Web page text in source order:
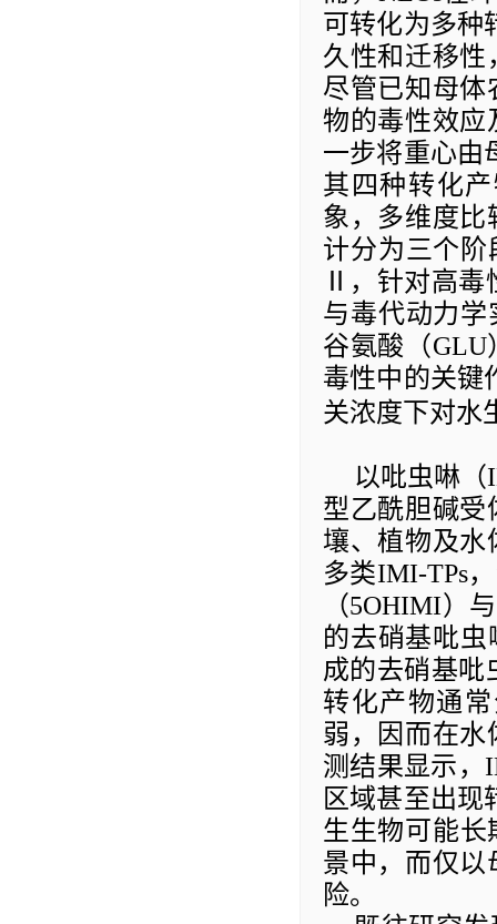
可转化为多种
久性和迁移性
尽管已知母体
物的毒性效应
一步将重心由
其四种转化
象， 多维度
计分为三个阶
，针对高毒
与毒代动力
谷氨酸（GLU
毒性中的关键
关浓度下对水
以吡虫啉（
型乙酰胆碱受
壤、植物及水
多类IMI-TPs
（5OHIMI）
的去硝基吡虫
成的去硝基吡
转化产物通
弱，因而在水
测结果显示，
区域甚至出现
生生物可能长
景中，而仅以
险。